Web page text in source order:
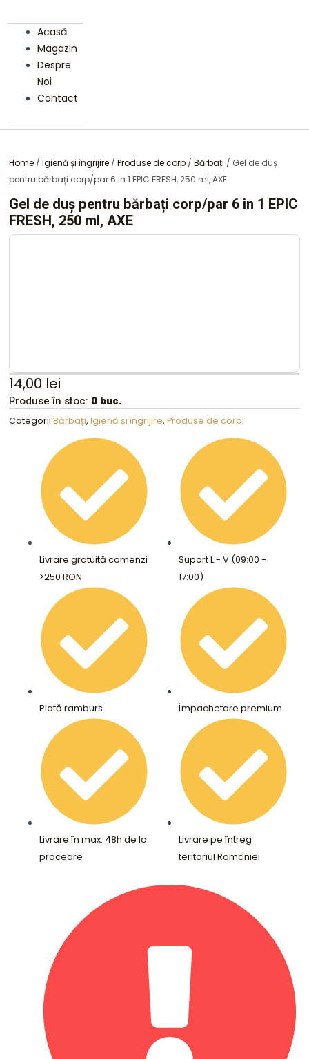
Acasă
Magazin
Despre
Noi
Contact
Home /Igienă și îngrijire /Produse de corp /Bărbați / Gel de duș
pentru bărbați corp/par 6 in 1 EPIC FRESH, 250 ml, AXE
Gel de duș pentru bărbați corp/par 6 in 1 EPIC
FRESH, 250 ml, AXE
14,00 lei
Produse în stoc: 0 buc.
Categorii Bărbați,Igienă și îngrijire,Produse de corp
Livrare gratuită comenzi
>250 RON
Plată ramburs
Livrare în max. 48h de la
proceare
Suport L - V (09:00 -
17:00)
Împachetare premium
Livrare pe întreg
teritoriul României